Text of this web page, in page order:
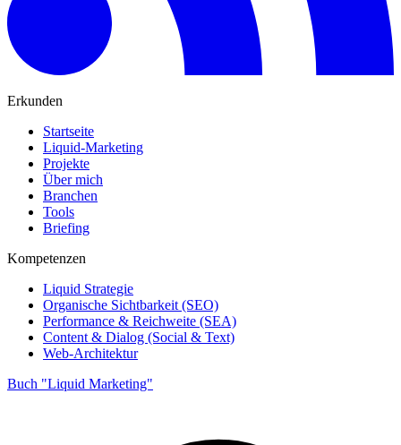
Erkunden
Startseite
Liquid-Marketing
Projekte
Über mich
Branchen
Tools
Briefing
Kompetenzen
Liquid Strategie
Organische Sichtbarkeit (SEO)
Performance & Reichweite (SEA)
Content & Dialog (Social & Text)
Web-Architektur
Buch "Liquid Marketing"